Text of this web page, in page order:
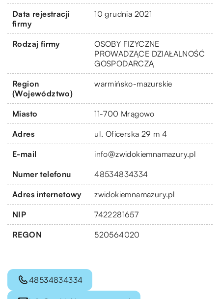
Data rejestracji
firmy
10 grudnia 2021
Rodzaj firmy
OSOBY FIZYCZNE
PROWADZĄCE DZIAŁALNOŚĆ
GOSPODARCZĄ
Region
(Województwo)
warmińsko-mazurskie
Miasto 11-700 Mrągowo
Adres ul. Oficerska 29 m 4
E-mail info@zwidokiemnamazury.pl
Numer telefonu 48534834334
Adres internetowy zwidokiemnamazury.pl
NIP 7422281657
REGON 520564020
48534834334